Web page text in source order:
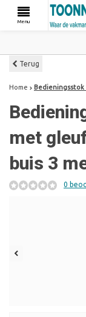
Menu
Terug
Home
met
buis 3
0